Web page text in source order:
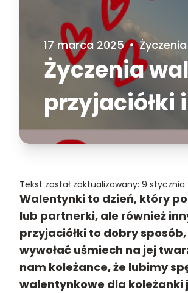
17 marca 2025 •
Życzenia
przyjaciółki
Tekst został zaktualizowany: 9 stycznia
Walentynki to dzień, który
lub partnerki, ale również
przyjaciółki to dobry
wywołać uśmiech na jej
nam koleżance, że lubimy
walentynkowe dla koleżanki